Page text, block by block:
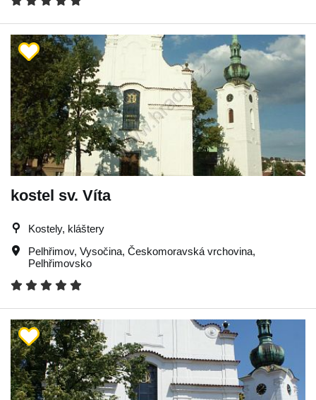
kostel sv. Víta
Kostely, kláštery
Pelhřimov, Vysočina, Českomoravská vrchovina,
Pelhřimovsko